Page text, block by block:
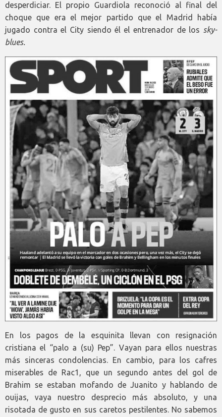
desperdiciar. El propio Guardiola reconoció al final del
choque que era el mejor partido que el Madrid había
jugado contra el City siendo él el entrenador de los sky-
blues.
En los pagos de la esquinita llevan con resignación
cristiana el “palo a (su) Pep”. Vayan para ellos nuestras
más sinceras condolencias. En cambio, para los cafres
miserables de Rac1, que un segundo antes del gol de
Brahim se estaban mofando de Juanito y hablando de
ouijas, vaya nuestro desprecio más absoluto, y una
risotada de gusto en sus caretos pestilentes. No sabemos